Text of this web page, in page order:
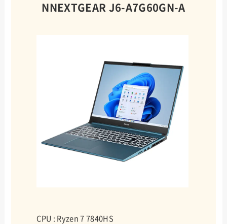
NNEXTGEAR J6-A7G60GN-A
CPU : Ryzen 7 7840HS